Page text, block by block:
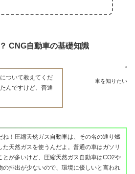
CNG自動車の基礎知識
車を知りたい
ついて教えてくだ
んですけど、普通
ね！圧縮天然ガス自動車は、その名の通り燃
た天然ガスを使うんだよ。普通の車はガソリ
とが多いけど、圧縮天然ガス自動車はCO2や
の排出が少ないので、環境に優しいと言われ